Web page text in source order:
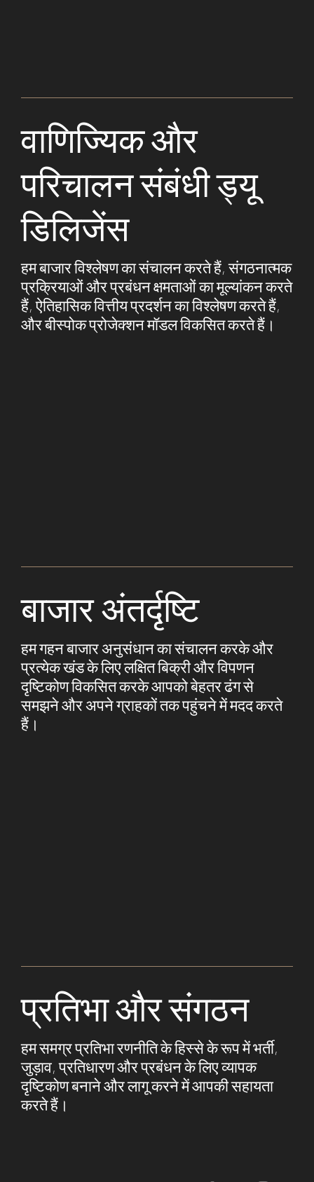
वाणिज्यिक और
परिचालन संबंधी ड्यू
डिलिजेंस
हम बाजार विश्लेषण का संचालन करते हैं, संगठनात्मक
प्रक्रियाओं और प्रबंधन क्षमताओं का मूल्यांकन करते
हैं, ऐतिहासिक वित्तीय प्रदर्शन का विश्लेषण करते हैं,
और बीस्पोक प्रोजेक्शन मॉडल विकसित करते हैं।
बाजार अंतर्दृष्टि
हम गहन बाजार अनुसंधान का संचालन करके और
प्रत्येक खंड के लिए लक्षित बिक्री और विपणन
दृष्टिकोण विकसित करके आपको बेहतर ढंग से
समझने और अपने ग्राहकों तक पहुंचने में मदद करते
हैं।
प्रतिभा और संगठन
हम समग्र प्रतिभा रणनीति के हिस्से के रूप में भर्ती,
जुड़ाव, प्रतिधारण और प्रबंधन के लिए व्यापक
दृष्टिकोण बनाने और लागू करने में आपकी सहायता
करते हैं।